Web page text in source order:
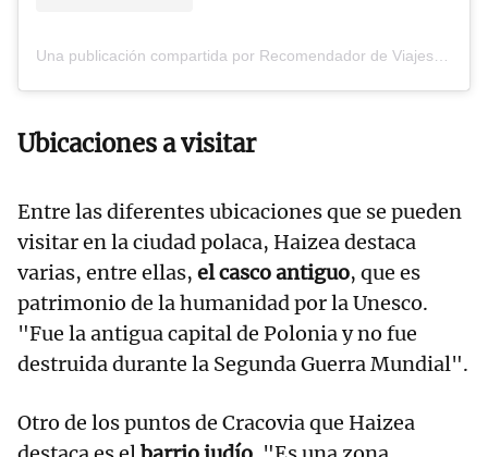
Ubicaciones a visitar
Entre las diferentes ubicaciones que se pueden
visitar en la ciudad polaca, Haizea destaca
varias, entre ellas, el casco antiguo, que es
patrimonio de la humanidad por la Unesco.
"Fue la antigua capital de Polonia y no fue
destruida durante la Segunda Guerra Mundial".
Otro de los puntos de Cracovia que Haizea